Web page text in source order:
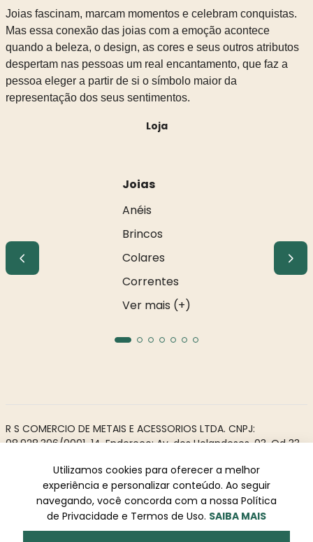
Joias fascinam, marcam momentos e celebram conquistas.
Mas essa conexão das joias com a emoção acontece
quando a beleza, o design, as cores e seus outros atributos
despertam nas pessoas um real encantamento, que faz a
pessoa eleger a partir de si o símbolo maior da
representação dos seus sentimentos.
Loja
Joias
Anéis
Brincos
Colares
Correntes
Ver mais (+)
R S COMERCIO DE METAIS E ACESSORIOS LTDA. CNPJ:
08.928.306/0001-14. Endereço: Av. dos Holandeses, 03, Qd 33,
Todos os direitos reservados à Rosa Rio - As informações não
podem ser reproduzidas total ou parcialmente sem
autorização prévia.
Utilizamos cookies para oferecer a melhor
experiência e personalizar conteúdo. Ao seguir
navegando, você concorda com a nossa Política
de Privacidade e Termos de Uso. SAIBA MAIS